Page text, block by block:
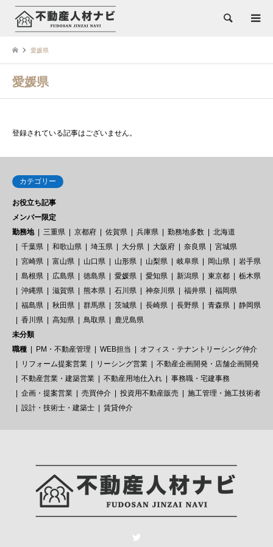
検索
愛媛県
愛媛県
登録されている記事はございません。
カテゴリー
お役立ち記事
メンバー限定
勤務地
三重県 京都府 佐賀県 兵庫県 勤務地多数
北海道
千葉県
和歌山県 埼玉県 大分県 大阪府 奈良県
宮城県
宮崎県
富山県 山口県 山形県 山梨県 岐阜県 岡山県
岩手県
島根県
広島県 徳島県 愛媛県 愛知県 新潟県 東京都
栃木県
沖縄県
滋賀県 熊本県 石川県 神奈川県 福井県
福岡県
福島県
秋田県 群馬県 茨城県 長崎県 長野県 青森県
静岡県
香川県
高知県 鳥取県
鹿児島県
未分類
職種
PM・不動産管理 WEB担当
オフィス・テナントリーシング仲介
リフォーム提案営業
リーシング営業
不動産企画開発・店舗企画開発
不動産営業・建築営業
不動産用地仕入れ
事務職・宅建事務
企画・提案営業
売買仲介 投資用不動産販売
施工管理・施工技術者
設計・技術士・建築士
賃貸仲介